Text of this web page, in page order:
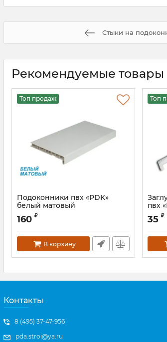
Стыки на
Рекомендуемые товары
Топ продаж
Подоконники пвх «PDK»
белый матовый
Артикул:
160 ₽
В корзину
Топ
пвх
35 ₽
Контакты
8 (495) 37-47-956
pda.stroi@ya.ru